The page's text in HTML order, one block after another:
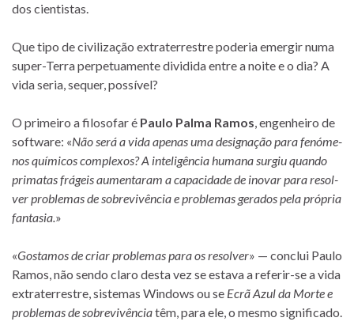
dos cientistas.
Que tipo de ci­vi­li­za­ção ex­tra­ter­res­tre po­de­ria emer­gir numa
super-Terra per­pe­tu­a­mente di­vi­dida en­tre a noite e o dia? A
vida se­ria, se­quer, possível?
O pri­meiro a fi­lo­so­far é Paulo Palma Ramos, en­ge­nheiro de
soft­ware: «Não será a vida ape­nas uma de­sig­na­ção para fe­nó­me­
nos quí­mi­cos com­ple­xos? A in­te­li­gên­cia hu­mana sur­giu quando
pri­ma­tas frá­geis au­men­ta­ram a ca­pa­ci­dade de ino­var para re­sol­
ver pro­ble­mas de so­bre­vi­vên­cia e pro­ble­mas ge­ra­dos pela pró­pria
fan­ta­sia.»
«Gostamos de criar pro­ble­mas para os re­sol­ver» — con­clui Paulo
Ramos, não sendo claro desta vez se es­tava a referir-se a vida
ex­tra­ter­res­tre, sis­te­mas Windows ou se Ecrã Azul da Morte e
pro­ble­mas de so­bre­vi­vên­ciatêm, para ele, o mesmo significado.